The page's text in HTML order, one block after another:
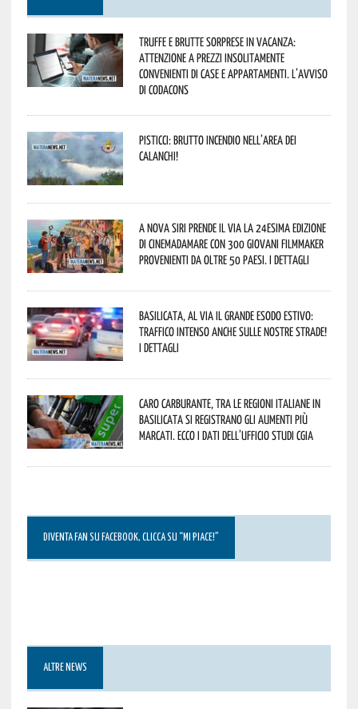
Truffe e brutte sorprese in vacanza:
attenzione a prezzi insolitamente
convenienti di case e appartamenti. L’avviso
di Codacons
Pisticci: brutto incendio nell’area dei
Calanchi!
A Nova Siri prende il via la 24esima edizione
di Cinemadamare con 300 giovani filmmaker
provenienti da oltre 50 Paesi. I dettagli
Basilicata, al via il grande esodo estivo:
traffico intenso anche sulle nostre strade!
I dettagli
Caro carburante, tra le regioni italiane in
Basilicata si registrano gli aumenti più
marcati. Ecco i dati dell’Ufficio studi CGIA
DIVENTA FAN SU FACEBOOK, CLICCA SU “MI PIACE!”
ALTRE NEWS